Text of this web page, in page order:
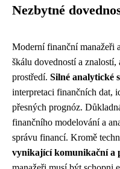
Nezbytné
Moderní finanční manažeři
škálu dovedností a
prostředí. Silné analytické
interpretaci finančních dat,
přesných prognóz.
finančního modelování a
správu financí. Kromě
vynikající komunikační a